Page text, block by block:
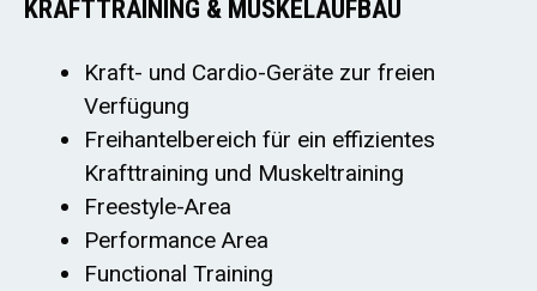
KRAFTTRAINING & MUSKELAUFBAU
Kraft- und Cardio-Geräte zur freien
Verfügung
Freihantelbereich für ein effizientes
Krafttraining und Muskeltraining
Freestyle-Area
Performance Area
Functional Training